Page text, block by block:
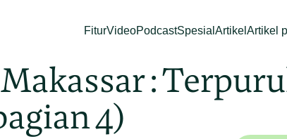
FiturVideoPodcastSpesial Artikel Artikel
:
4)